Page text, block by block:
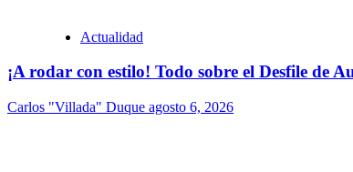
Actualidad
¡A rodar con estilo! Todo sobre el Desfile de
Carlos "Villada" Duque agosto 6, 2026